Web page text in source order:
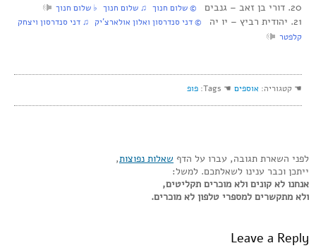
20. דורי בן זאב‏ – גנבים ‏ © שלום חנוך‏ ♫ שלום חנוך‏ ♭ שלום חנוך
21. יהודית רביץ‏ – יו יה
‏ © דני סנדרסון ואלון אולארצ’יק‏ ♫ דני סנדרסון ויצחק
קלפטר
☚ קטגוריה: אוספים ☚ Tags: פופ
לפני השארת תגובה, עברו על הדף שאלות נפוצות,
ייתכן וכבר ענינו לשאלתכם. למשל:
אנחנו לא קונים ולא מוכרים תקליטים,
ולא מתקשרים למספרי טלפון לא מוכרים.
Leave a Reply